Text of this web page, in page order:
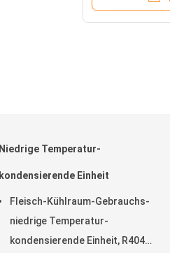
Niedrige Temperatur-
kondensierende Einheit
Fleisch-Kühlraum-Gebrauchs-
niedrige Temperatur-
kondensierende Einheit, R404a,